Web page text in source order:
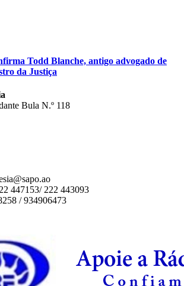
Todd Blanche, antigo advogado de
da Justiça
Bula N.º 118
447153/ 222 443093
/ 934906473